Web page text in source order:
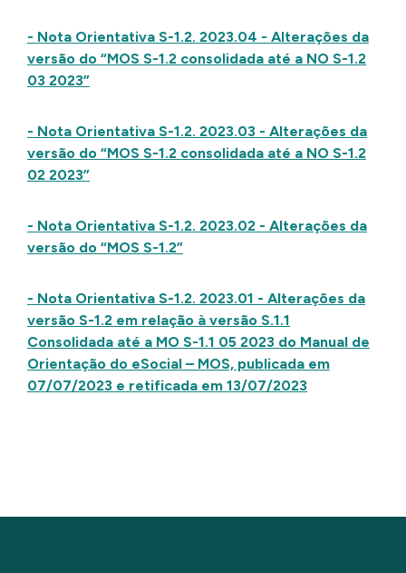
- Nota Orientativa S-1.2. 2023.04 - Alterações da
versão do “MOS S-1.2 consolidada até a NO S-1.2
03 2023”
- Nota Orientativa S-1.2. 2023.03 - Alterações da
versão do “MOS S-1.2 consolidada até a NO S-1.2
02 2023”
- Nota Orientativa S-1.2. 2023.02 - Alterações da
versão do “MOS S-1.2”
- Nota Orientativa S-1.2. 2023.01 - Alterações da
versão S-1.2 em relação à versão S.1.1
Consolidada até a MO S-1.1 05 2023 do Manual de
Orientação do eSocial – MOS, publicada em
07/07/2023 e retificada em 13/07/2023